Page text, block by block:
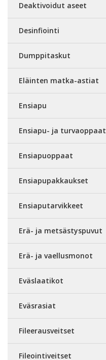
Deaktivoidut aseet
Desinfiointi
Dumppitaskut
Eläinten matka-astiat
Ensiapu
Ensiapu- ja turvaoppaat
Ensiapuoppaat
Ensiapupakkaukset
Ensiaputarvikkeet
Erä- ja metsästyspuvut
Erä- ja vaellusmonot
Eväslaatikot
Eväsrasiat
Fileerausveitset
Fileointiveitset